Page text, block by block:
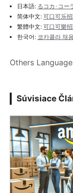
日本語: るコカ･コー
简体中文: 可口可乐
繁體中文: 可口可樂
한국어: 코카콜라 채
Others
Súvisiace